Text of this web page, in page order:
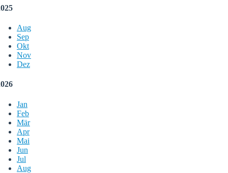
Aug
Sep
Okt
Nov
Dez
Jan
Feb
Mär
Apr
Mai
Jun
Jul
Aug